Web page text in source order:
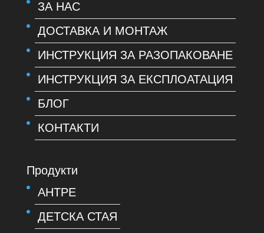
ЗА НАС
ДОСТАВКА И МОНТАЖ
ИНСТРУКЦИЯ ЗА РАЗОПАКОВАНЕ
ИНСТРУКЦИЯ ЗА ЕКСПЛОАТАЦИЯ
БЛОГ
КОНТАКТИ
Продукти
АНТРЕ
ДЕТСКА СТАЯ